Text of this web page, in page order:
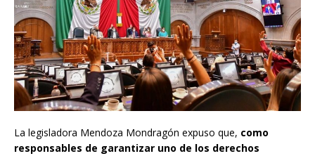
La legisladora Mendoza Mondragón expuso que, como
responsables de garantizar uno de los derechos